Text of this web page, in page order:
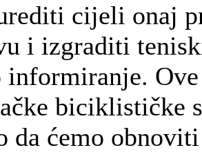
cijeli onaj
i izgraditi
biciklističke
da ćemo